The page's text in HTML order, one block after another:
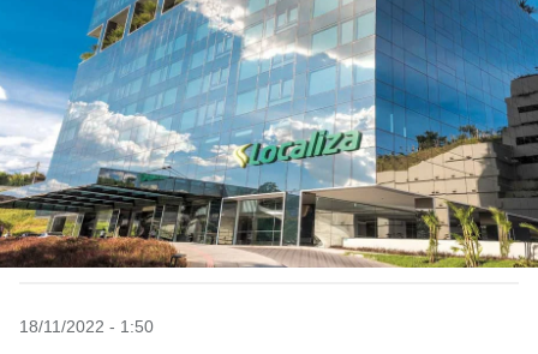
18/11/2022 - 1:50